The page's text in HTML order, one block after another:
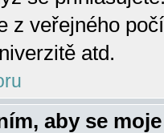
z veřejného
atd.
aby se